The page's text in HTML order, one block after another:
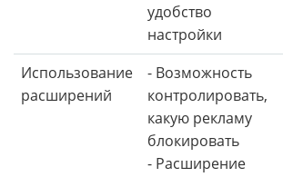
удобство
настройки
Использование
расширений
- Возможность
контролировать,
какую рекламу
блокировать
- Расширение